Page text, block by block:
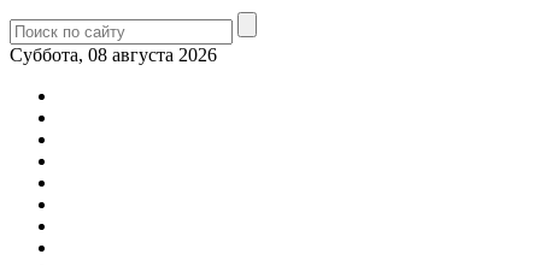
Суббота, 08 августа 2026